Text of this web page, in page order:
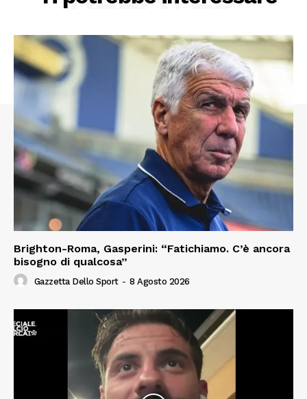
Brighton-Roma, Gasperini: “Fatichiamo. C’è ancora
bisogno di qualcosa”
Gazzetta Dello Sport - 8 Agosto 2026